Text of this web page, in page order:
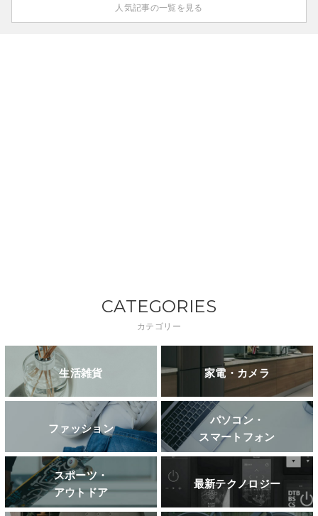
人気記事の一覧を見る
CATEGORIES
カテゴリー
生活雑貨 家電・カメラ
ファッション
パソコン・
スマートフォン
スポーツ・
アウトドア
最新テクノロジー